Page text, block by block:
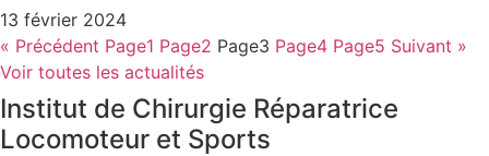
13 février 2024
« Précédent Page1 Page2 Page3 Page4 Page5 Suivant »
Voir toutes les actualités
Institut de Chirurgie Réparatrice
Locomoteur et Sports